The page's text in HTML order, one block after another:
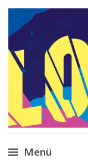
Stories,
Menü